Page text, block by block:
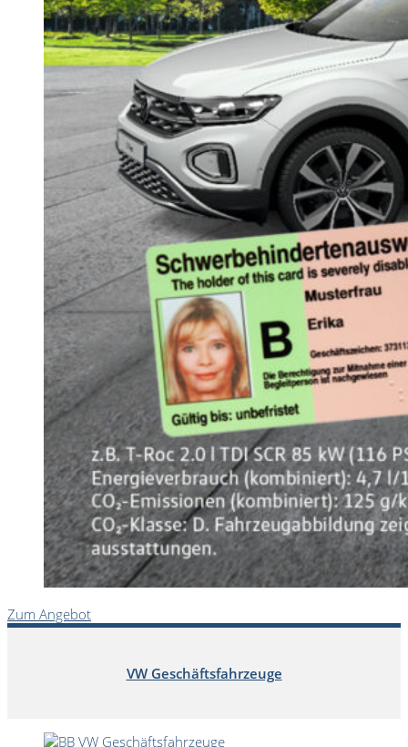
Zum Angebot
VW Geschäftsfahrzeuge